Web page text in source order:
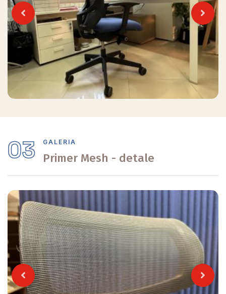
Previous Next
03 GALERIA
Primer Mesh - detale
Previous Next